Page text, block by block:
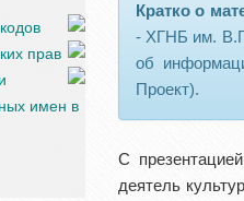
прав
имен в
Кратко о
- ХГНБ им.
об
Проект).
С
деятель